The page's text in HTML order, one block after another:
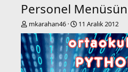
Personel
K
o
n
b
u
y
mkarahan46
B
a
ş
l
a
n
11 Aralık 2012